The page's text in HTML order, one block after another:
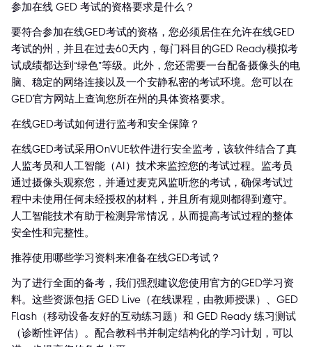
参加在线 GED 考试的资格要求是什么？
要符合参加在线GED考试的资格，您必须居住在允许在线GED
考试的州，并且在过去60天内，每门科目的GED Ready模拟考
试成绩都达到“绿色”等级。此外，您还需要一台配备摄像头的电
脑、稳定的网络连接以及一个安静私密的考试环境。您可以在
GED官方网站上查询您所在州的具体资格要求。
在线GED考试如何进行监考和安全保障？
在线GED考试采用OnVUE软件进行安全监考，该软件结合了真
人监考员和人工智能（AI）技术来监控您的考试过程。监考员
通过摄像头观察您，并通过麦克风监听您的考试，确保考试过
程中未使用任何未经授权的材料，并且所有规则都得到遵守。
人工智能技术有助于检测异常情况，从而提高考试过程的整体
安全性和完整性。
推荐使用哪些学习资料来准备在线GED考试？
为了进行全面的备考，我们强烈建议您使用官方的GED学习资
料。这些资源包括 GED Live（在线课程，由教师授课）、GED
Flash（移动设备友好的互动练习题）和 GED Ready 练习测试
（诊断性评估）。配合教科书并制定结构化的学习计划，可以